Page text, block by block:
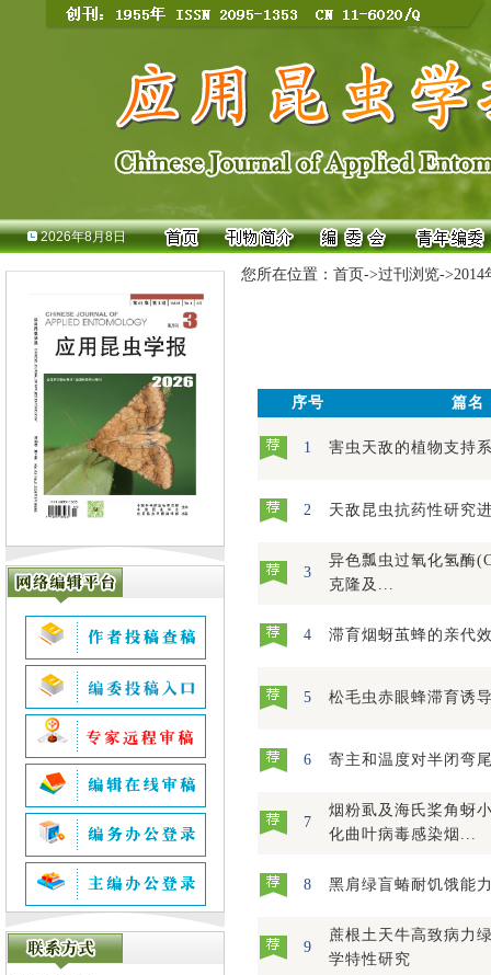
2026年8月8日
您所在位置： 首页->过刊浏览->2014
序号 篇名
1 害虫天敌的植物支持
2 天敌昆虫抗药性研究
3
异色瓢虫过氧化氢酶
克隆及...
4 滞育烟蚜茧蜂的亲代
5 松毛虫赤眼蜂滞育诱
6 寄主和温度对半闭弯
7
烟粉虱及海氏桨角蚜
化曲叶病毒感染烟...
8 黑肩绿盲蝽耐饥饿能
9
蔗根土天牛高致病力
学特性研究